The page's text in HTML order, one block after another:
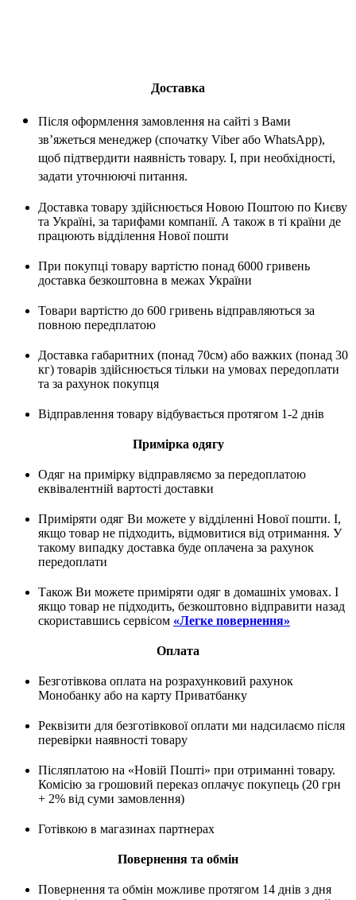
Доставка
Після оформлення замовлення на сайті з Вами
зв’яжеться менеджер (спочатку Viber або WhatsApp),
щоб підтвердити наявність товару. І, при необхідності,
задати уточнюючі питання.
Доставка товару здійснюється Новою Поштою по Києву
та Україні, за тарифами компанії. А також в ті країни де
працюють відділення Нової пошти
При покупці товару вартістю понад 6000 гривень
доставка безкоштовна в межах України
Товари вартістю до 600 гривень відправляються за
повною передплатою
Доставка габаритних (понад 70см) або важких (понад 30
кг) товарів здійснюється тільки на умовах передоплати
та за рахунок покупця
Відправлення товару відбувається протягом 1-2 днів
Примірка одягу
Одяг на примірку відправляємо за передоплатою
еквівалентній вартості доставки
Приміряти одяг Ви можете у відділенні Нової пошти. І,
якщо товар не підходить, відмовитися від отримання. У
такому випадку доставка буде оплачена за рахунок
передоплати
Також Ви можете приміряти одяг в домашніх умовах. І
якщо товар не підходить, безкоштовно відправити назад
скориставшись сервісом «Легке повернення»
Оплата
Безготівкова оплата на розрахунковий рахунок
Монобанку або на карту Приватбанку
Реквізити для безготівкової оплати ми надсилаємо після
перевірки наявності товару
Післяплатою на «Новій Пошті» при отриманні товару.
Комісію за грошовий переказ оплачує покупець (20 грн
+ 2% від суми замовлення)
Готівкою в магазинах партнерах
Повернення та обмін
Повернення та обмін можливе протягом 14 днів з дня